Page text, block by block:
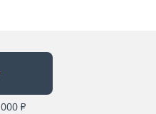
₽